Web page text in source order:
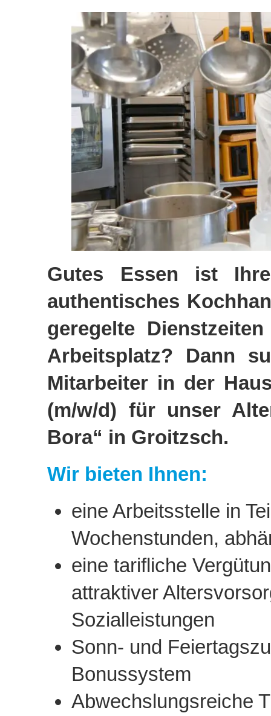
Gutes Essen ist
authentisches
geregelte
Arbeitsplatz? Dann
Mitarbeiter in der
(m/w/d) für unser
Bora“ in Groitzsch.
Wir bieten Ihnen:
eine Arbeitsstelle in
Wochenstunden,
eine tarifliche
attraktiver
Sozialleistungen
Sonn- und
Bonussystem
Abwechslungsreiche